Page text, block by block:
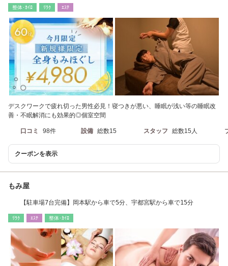
整体･ｶｲﾛ ﾘﾗｸ ｴｽﾃ
デスクワークで疲れ切った男性必見！寝つきが悪い、睡眠が浅い等の睡眠改
善・不眠解消にも効果的◎個室空間
口コミ 98件 設備 総数15 スタッフ 総数15人
クーポンを表示
もみ屋
【駐車場7台完備】岡本駅から車で5分、宇都宮駅から車で15分
ﾘﾗｸ ｴｽﾃ 整体･ｶｲﾛ